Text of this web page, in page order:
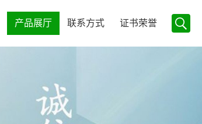
产品展厅 联系方式 证书荣誉